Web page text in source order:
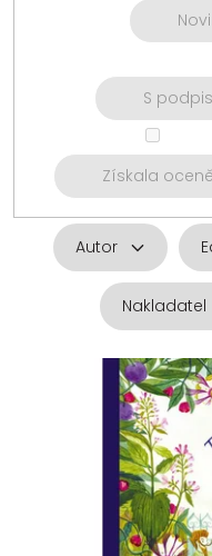
S
Získala
Autor
Nakladatel